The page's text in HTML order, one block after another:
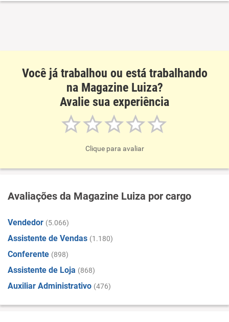
Você já trabalhou ou está trabalhando
na Magazine Luiza?
Avalie sua experiência
Clique para avaliar
Avaliações da Magazine Luiza por cargo
Vendedor (5.066)
Assistente de Vendas (1.180)
Conferente (898)
Assistente de Loja (868)
Auxiliar Administrativo (476)